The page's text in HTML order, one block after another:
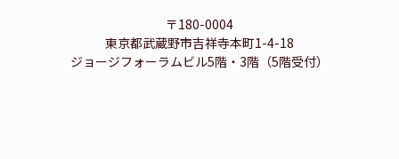
〒180-0004
東京都武蔵野市吉祥寺本町1-4-18
ジョージフォーラムビル5階・3階（5階受付）